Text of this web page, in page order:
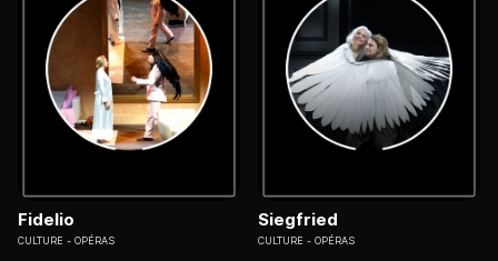
Fidelio
CULTURE OPÉRAS
Siegfried
CULTURE OPÉRAS